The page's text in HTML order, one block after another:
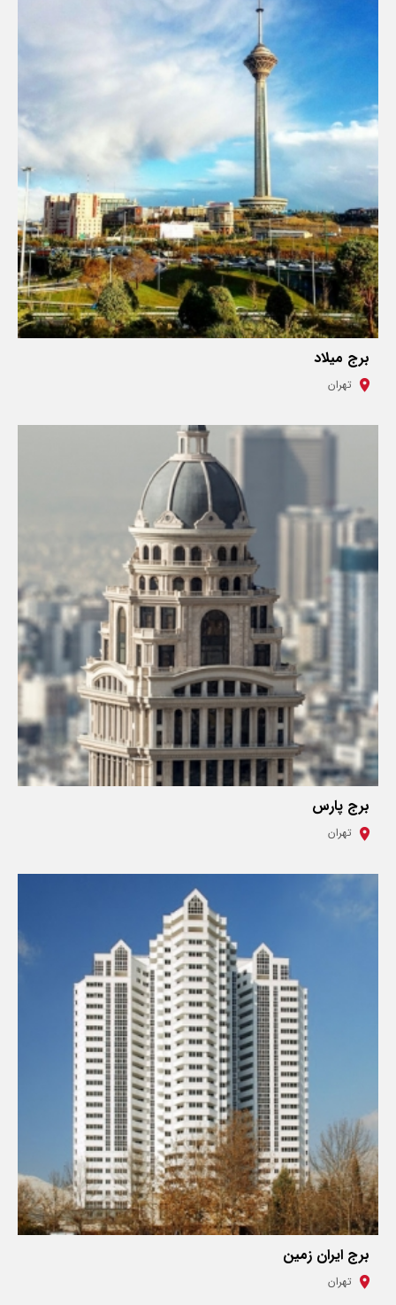
برج میلاد
تهران
برج پارس
تهران
برج ایران زمین
تهران